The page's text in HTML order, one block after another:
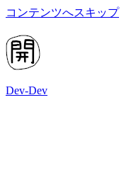
コンテンツへスキップ
Dev-Dev